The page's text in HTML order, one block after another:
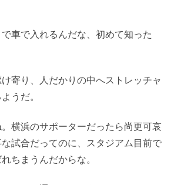
車で入れるんだな、初めて知った
寄り、人だかりの中へストレッチャ
うだ。
横浜のサポーターだったら尚更可哀
試合だってのに、スタジアム目前で
ちまうんだからな。